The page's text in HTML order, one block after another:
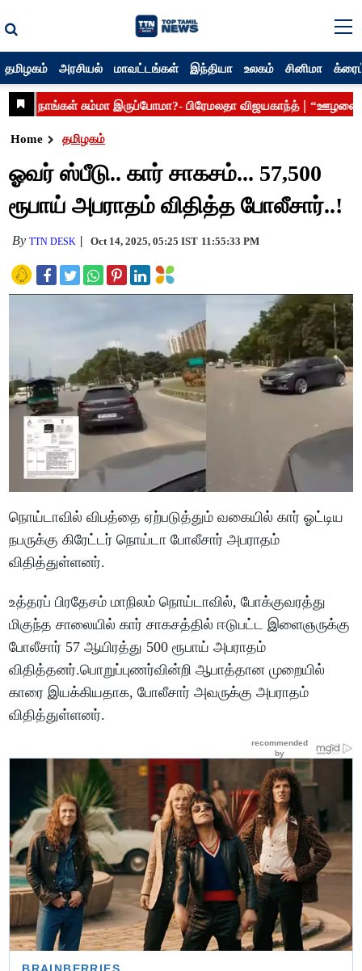
தமிழகம் அரசியல் மாவட்டங்கள் இந்தியா உலகம் சினிமா
Home தமிழகம்
ஓவர் ஸ்பீடு.. கார் சாகசம்... 57,500
ரூபாய் அபராதம் விதித்த போலீசார்..!
ByTTN DESK Oct 14, 2025, 05:25 IST 11:55:33 PM
நொய்டாவில் விபத்தை ஏற்படுத்தும் வகையில் கார் ஓட்டிய
நபருக்கு கிரேட்டர் நொய்டா போலீசார் அபராதம்
விதித்துள்ளனர்.
உத்தரப் பிரதேசம் மாநிலம் நொய்டாவில், போக்குவரத்து
மிகுந்த சாலையில் கார் சாகசத்தில் ஈடுபட்ட இளைஞருக்கு
போலீசார் 57 ஆயிரத்து 500 ரூபாய் அபராதம்
விதித்தனர்.பொறுப்புணர்வின்றி ஆபாத்தான முறையில்
காரை இயக்கியதாக, போலீசார் அவருக்கு அபராதம்
விதித்துள்ளனர்.